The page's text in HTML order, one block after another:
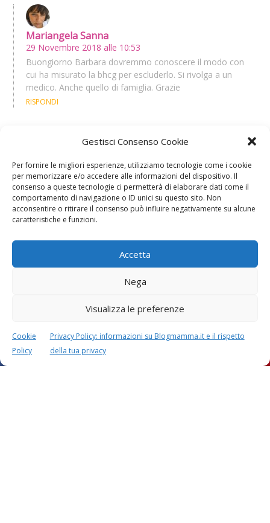
Gestisci Consenso Cookie
Per fornire le migliori esperienze, utilizziamo tecnologie come i cookie
per memorizzare e/o accedere alle informazioni del dispositivo. Il
consenso a queste tecnologie ci permetterà di elaborare dati come il
comportamento di navigazione o ID unici su questo sito. Non
acconsentire o ritirare il consenso può influire negativamente su alcune
caratteristiche e funzioni.
Accetta
Nega
Visualizza le preferenze
Cookie
Policy
Privacy Policy: informazioni su Blogmamma.it e il rispetto
della tua privacy
Mariangela Sanna
29 Novembre 2018 alle 10:53
Buongiorno Barbara dovremmo conoscere il modo con
cui ha misurato la bhcg per escluderlo. Si rivolga a un
medico. Anche quello di famiglia. Grazie
RISPONDI
30 Settembre 2018 alle 19:46
Il ho fatto la beta il primo giorno di ritardo e mi è uscito 186 e
buono
RISPONDI
Buongiorno Lucia crediamo possa essere un buon valore.
ancora arrivato il ciclo. Grazie